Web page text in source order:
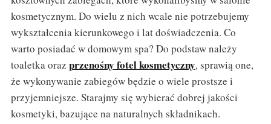
kosmetycznym. Do wielu z nich wcale nie potrzebujemy
wykształcenia kierunkowego i lat doświadczenia. Co
warto posiadać w domowym spa? Do podstaw należy
toaletka oraz przenośny fotel kosmetyczny, sprawią one,
że wykonywanie zabiegów będzie o wiele prostsze i
przyjemniejsze. Starajmy się wybierać dobrej jakości
kosmetyki, bazujące na naturalnych składnikach.